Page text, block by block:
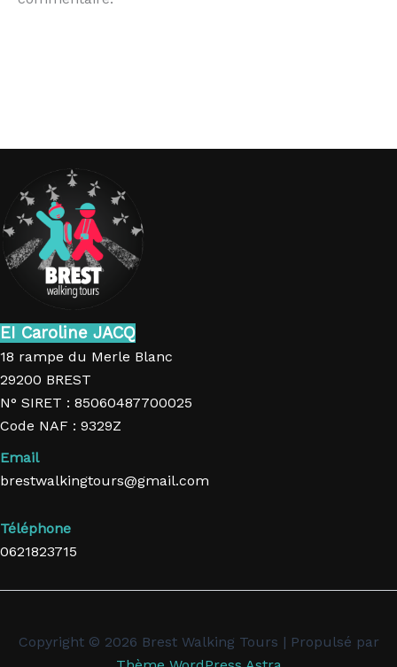
EI Caroline JACQ
18 rampe du Merle Blanc
29200 BREST
N° SIRET : 85060487700025
Code NAF : 9329Z
Email
brestwalkingtours@gmail.com
Téléphone
0621823715
Copyright © 2026 Brest Walking Tours | Propulsé par